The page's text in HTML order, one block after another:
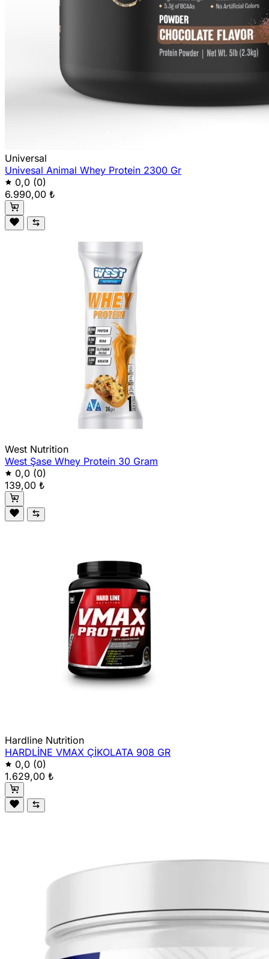
Universal
Univesal Animal Whey Protein 2300 Gr
0,0 (0)
6.990,00 ₺
West Nutrition
West Şase Whey Protein 30 Gram
0,0 (0)
139,00 ₺
Hardline Nutrition
HARDLİNE VMAX ÇİKOLATA 908 GR
0,0 (0)
1.629,00 ₺